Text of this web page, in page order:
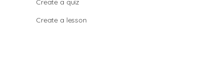
Create a quiz
Create a lesson